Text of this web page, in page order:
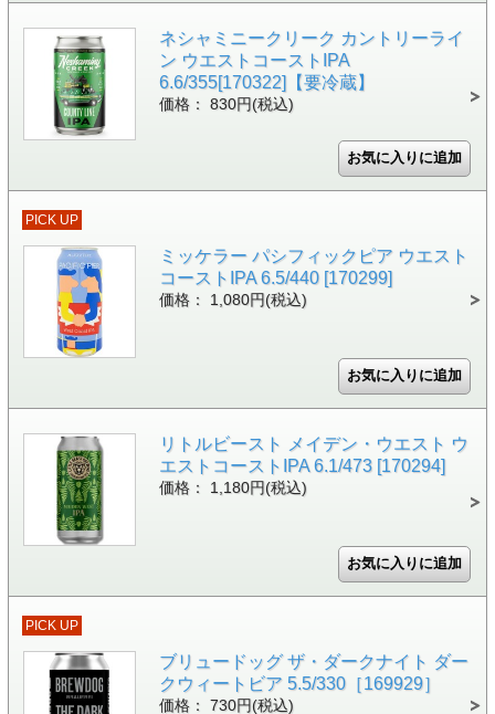
ネシャミニークリーク カントリーライ
ン ウエストコーストIPA
6.6/355[170322]【要冷蔵】
価格： 830円(税込)
PICK UP
ミッケラー パシフィックピア ウエスト
コーストIPA 6.5/440 [170299]
価格： 1,080円(税込)
リトルビースト メイデン・ウエスト ウ
エストコーストIPA 6.1/473 [170294]
価格： 1,180円(税込)
PICK UP
ブリュードッグ ザ・ダークナイト ダー
クウィートビア 5.5/330［169929］
価格： 730円(税込)